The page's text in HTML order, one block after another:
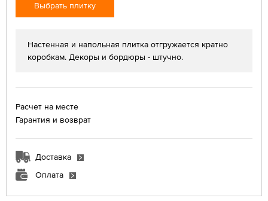
Выбрать плитку
Настенная и напольная плитка отгружается кратно
коробкам. Декоры и бордюры - штучно.
Расчет на месте
Гарантия и возврат
Доставка
Оплата